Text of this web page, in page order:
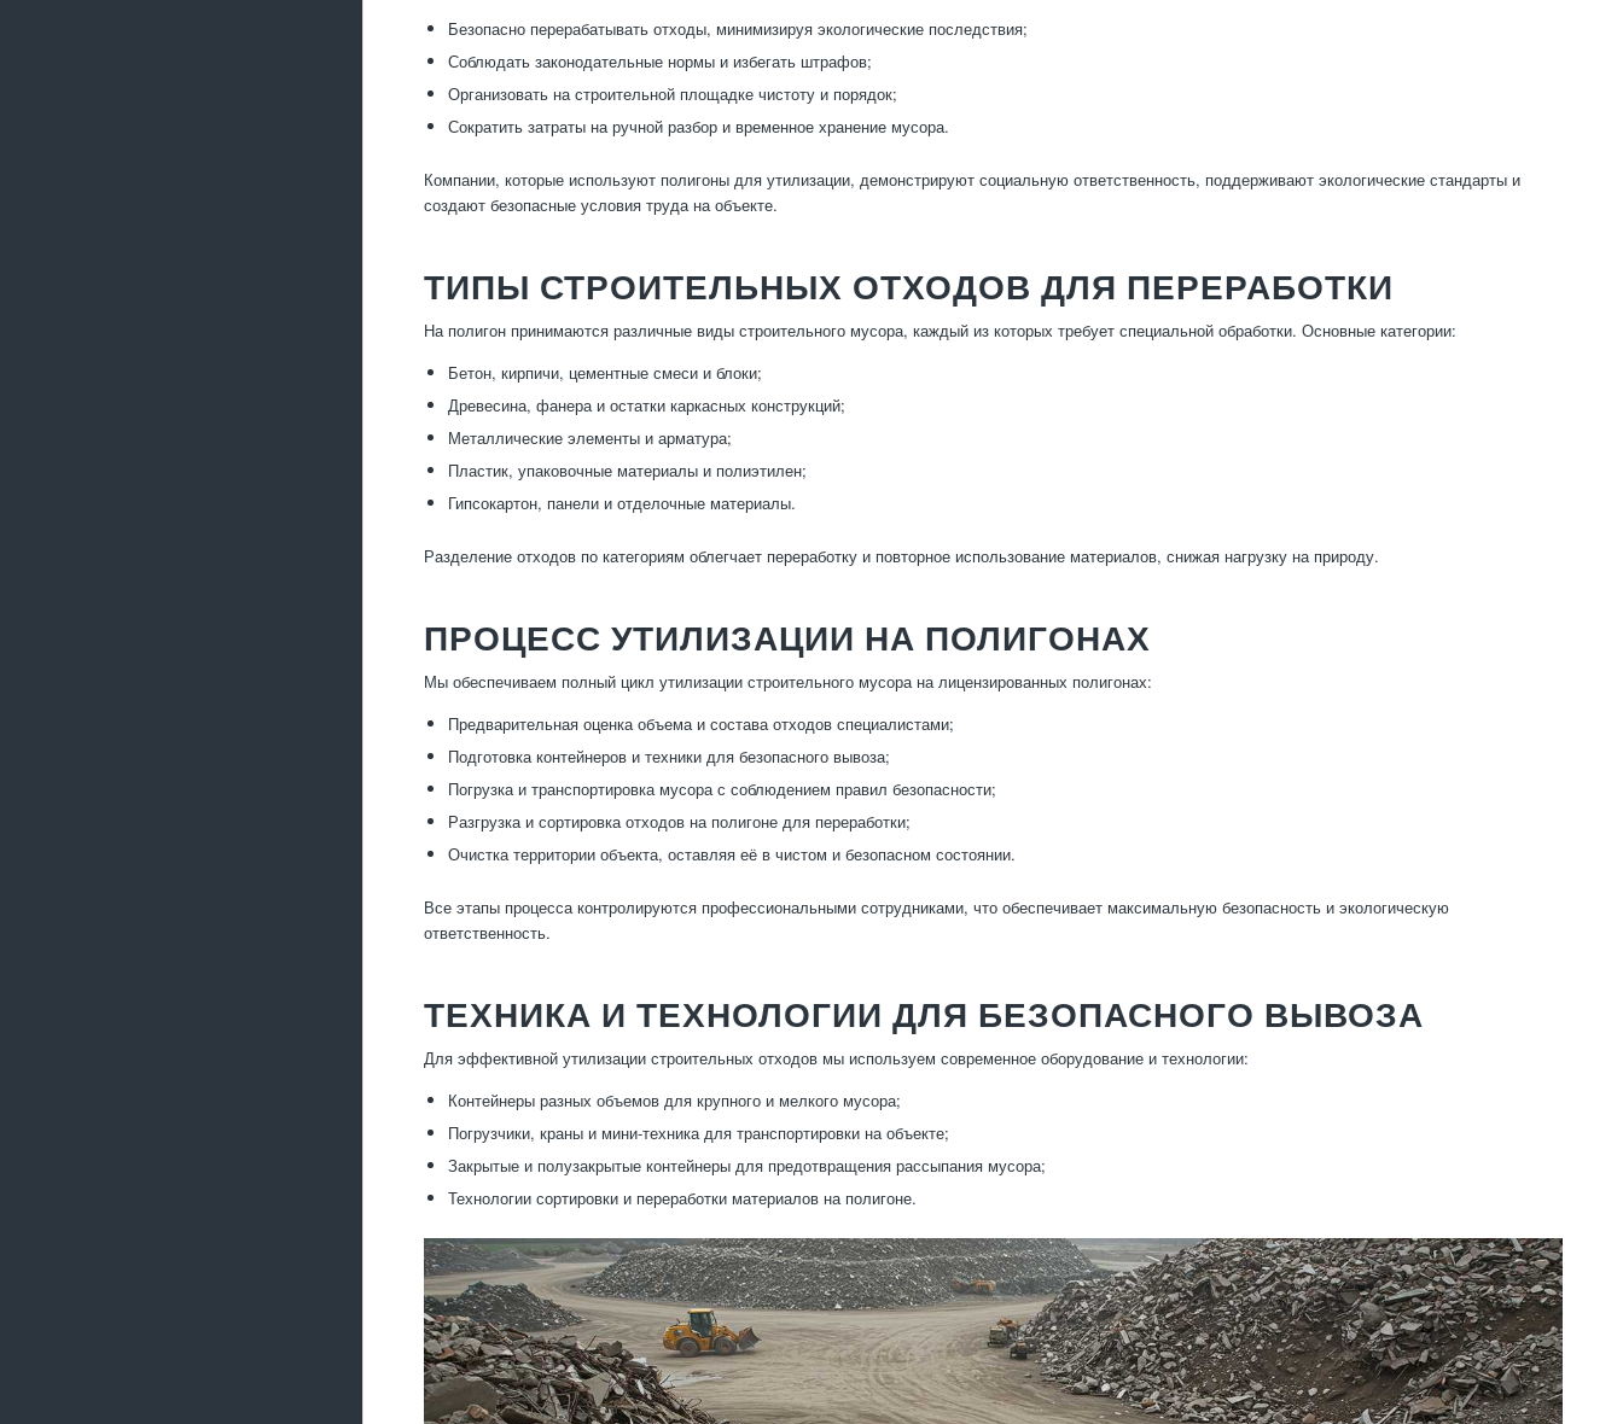
Безопасно перерабатывать отходы, минимизируя экологические последствия;
Соблюдать законодательные нормы и избегать штрафов;
Организовать на строительной площадке чистоту и порядок;
Сократить затраты на ручной разбор и временное хранение мусора.
Компании, которые используют полигоны для утилизации, демонстрируют социальную ответственность, поддерживают экологические стандарты и
создают безопасные условия труда на объекте.
ТИПЫ СТРОИТЕЛЬНЫХ ОТХОДОВ ДЛЯ ПЕРЕРАБОТКИ
На полигон принимаются различные виды строительного мусора, каждый из которых требует специальной обработки. Основные категории:
Бетон, кирпичи, цементные смеси и блоки;
Древесина, фанера и остатки каркасных конструкций;
Металлические элементы и арматура;
Пластик, упаковочные материалы и полиэтилен;
Гипсокартон, панели и отделочные материалы.
Разделение отходов по категориям облегчает переработку и повторное использование материалов, снижая нагрузку на природу.
ПРОЦЕСС УТИЛИЗАЦИИ НА ПОЛИГОНАХ
Мы обеспечиваем полный цикл утилизации строительного мусора на лицензированных полигонах:
Предварительная оценка объема и состава отходов специалистами;
Подготовка контейнеров и техники для безопасного вывоза;
Погрузка и транспортировка мусора с соблюдением правил безопасности;
Разгрузка и сортировка отходов на полигоне для переработки;
Очистка территории объекта, оставляя её в чистом и безопасном состоянии.
Все этапы процесса контролируются профессиональными сотрудниками, что обеспечивает максимальную безопасность и экологическую
ответственность.
ТЕХНИКА И ТЕХНОЛОГИИ ДЛЯ БЕЗОПАСНОГО ВЫВОЗА
Для эффективной утилизации строительных отходов мы используем современное оборудование и технологии:
Контейнеры разных объемов для крупного и мелкого мусора;
Погрузчики, краны и мини-техника для транспортировки на объекте;
Закрытые и полузакрытые контейнеры для предотвращения рассыпания мусора;
Технологии сортировки и переработки материалов на полигоне.